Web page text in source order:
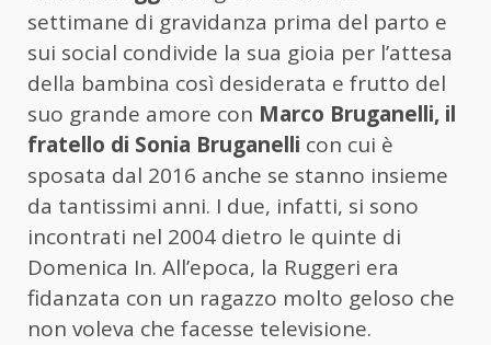
settimane di gravidanza prima del parto e
sui social condivide la sua gioia per l’attesa
della bambina così desiderata e frutto del
suo grande amore con Marco Bruganelli, il
fratello di Sonia Bruganelli con cui è
sposata dal 2016 anche se stanno insieme
da tantissimi anni. I due, infatti, si sono
incontrati nel 2004 dietro le quinte di
Domenica In. All’epoca, la Ruggeri era
fidanzata con un ragazzo molto geloso che
non voleva che facesse televisione.